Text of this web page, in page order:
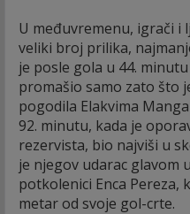
U međuvremenu, igrači i
veliki broj prilika,
je posle gola u 44.
promašio samo zato što
pogodila Elakvima
92. minutu, kada je
rezervista, bio najviši u
je njegov udarac glavom
potkolenici Enca Pereza,
metar od svoje gol-crte.